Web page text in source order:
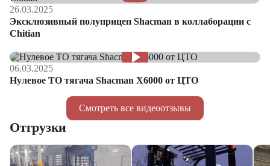
Смотреть все видеоотзывы
26.03.2025
Эксклюзивный полуприцеп Shacman в коллаборации с
Chitian
06.03.2025
Нулевое ТО тягача Shacman Х6000 от ЦТО
Отгрузки